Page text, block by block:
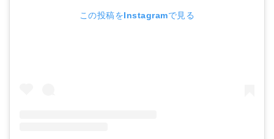
この投稿をInstagramで見る